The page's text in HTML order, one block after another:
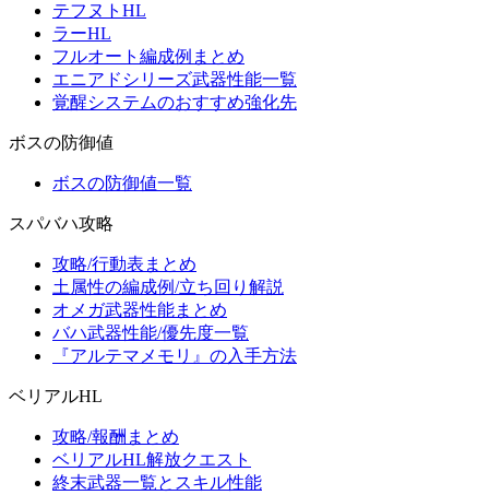
テフヌトHL
ラーHL
フルオート編成例まとめ
エニアドシリーズ武器性能一覧
覚醒システムのおすすめ強化先
ボスの防御値
ボスの防御値一覧
スパバハ攻略
攻略/行動表まとめ
土属性の編成例/立ち回り解説
オメガ武器性能まとめ
バハ武器性能/優先度一覧
『アルテマメモリ』の入手方法
ベリアルHL
攻略/報酬まとめ
ベリアルHL解放クエスト
終末武器一覧とスキル性能